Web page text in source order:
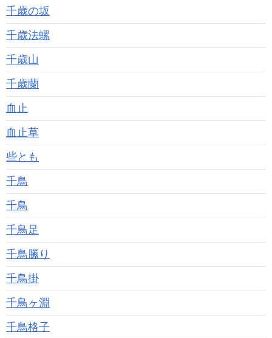
千歳の坂
千歳法螺
千歳山
千歳蘭
血止
血止草
些とも
千鳥
千鳥
千鳥足
千鳥縢り
千鳥掛
千鳥ヶ淵
千鳥格子